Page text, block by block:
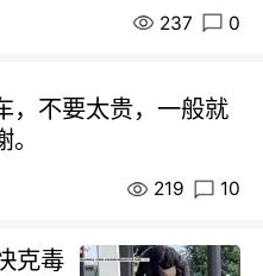
237 0
，不要太贵，一般就
219 10
克毒